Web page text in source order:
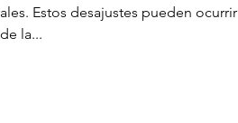
Estos desajustes pueden ocurrir
la...